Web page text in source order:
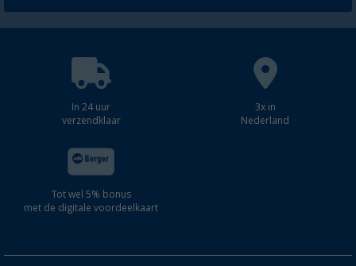
In 24 uur
verzendklaar
3x in
Nederland
Tot wel 5% bonus
met de digitale voordeelkaart